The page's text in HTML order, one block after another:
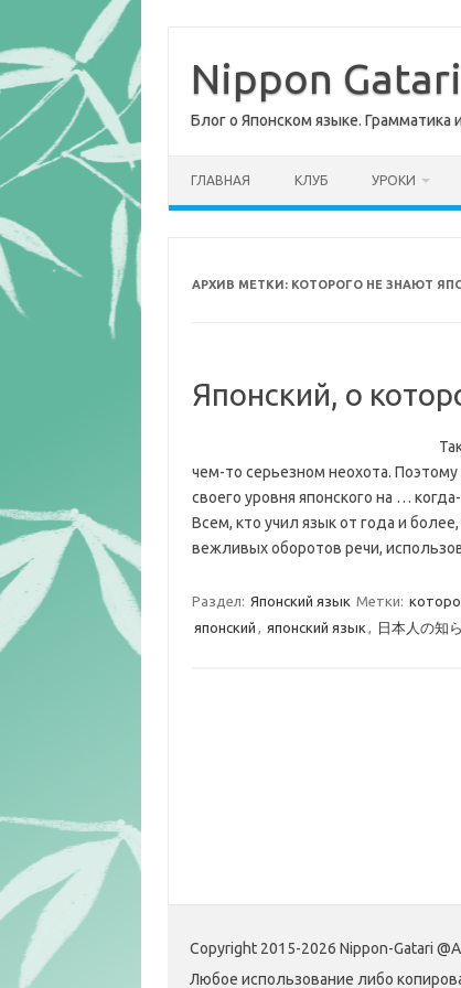
содержимому
Nippon Gatari
Блог о Японском языке. Грамматика
ГЛАВНАЯ КЛУБ УРОКИ
АРХИВ МЕТКИ: КОТОРОГО НЕ ЗНАЮТ
Японский, о
чем-то серьезном неохота.
своего уровня японского на …
Всем, кто учил язык от года и
вежливых оборотов речи,
Раздел: Японский язык Метки:
японский , японский язык , 日本人の知
Copyright 2015-2026 Nippon-Gatari
Любое использование либо